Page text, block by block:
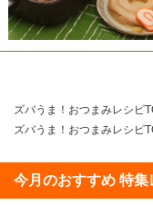
ズバうま！おつまみレシピ
ズバうま！おつまみレシピ
今月のおすすめ 特集